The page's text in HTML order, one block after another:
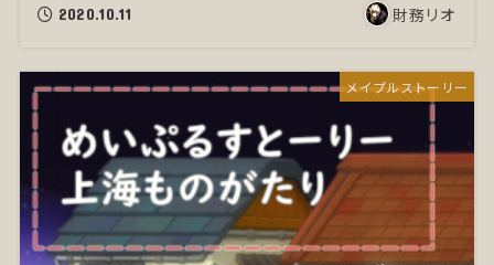
2020.10.11 財務リオ
メイプルストーリー